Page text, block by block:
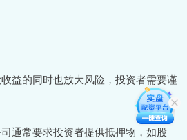
益的同时也放大风险，投资者需要谨
通常要求投资者提供抵押物，如股